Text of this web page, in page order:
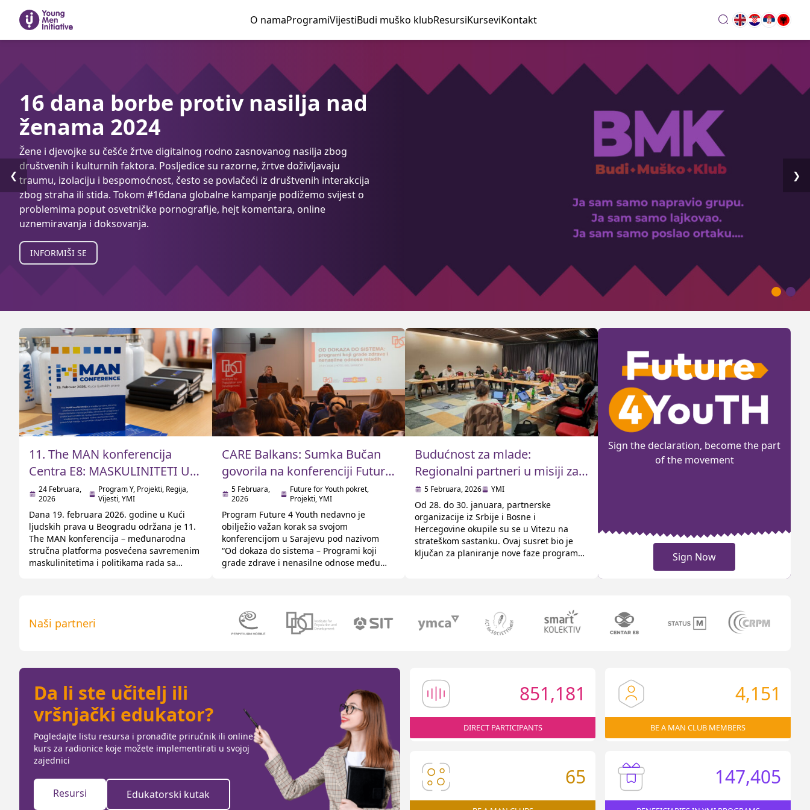
O namaProgramiVijestiBudi muško klubResursiKurseviKontakt search
16 dana borbe protiv nasilja nad
ženama 2024
Žene i djevojke su češće žrtve digitalnog rodno zasnovanog nasilja zbog
društvenih i kulturnih faktora. Posljedice su razorne, žrtve doživljavaju
traumu, izolaciju i bespomoćnost, često se povlačeći iz društvenih interakcija
zbog straha ili stida. Tokom #16dana globalne kampanje podižemo svijest o
problemima poput osvetničke pornografije, hejt komentara, online
uznemiravanja i doksovanja.
INFORMIŠI SE
❮ ❯
11. The MAN konferencija
Centra E8: MASKULINITETI U
VREMENIMA KRIZE
24 Februara,
2026
Program Y, Projekti, Regija,
Vijesti,YMI
Dana 19. februara 2026. godine u Kući
ljudskih prava u Beogradu održana je 11.
The MAN konferencija – međunarodna
stručna platforma posvećena savremenim
maskulinitetima i politikama rada sa
uz podršku CARE Balkans. Konferenciju su
CARE Balkans: Sumka Bučan
govorila na konferenciji Future
4 Youth u Sarajevu
5 Februara,
2026
Future for Youth pokret,
Projekti,YMI
Program Future 4 Youth nedavno je
obilježio važan korak sa svojom
konferencijom u Sarajevu pod nazivom
“Od dokaza do sistema – Programi koji
grade zdrave i nenasilne odnose među
Balkans i Marie Eberth Stiftung, s fokusom
na pretvaranje višegodišnje […]
Budućnost za mlade:
Regionalni partneri u misiji za
osnaživanje mladih
5 Februara, 2026 YMI
Od 28. do 30. januara, partnerske
organizacije iz Srbije i Bosne i
Hercegovine okupile su se u Vitezu na
strateškom sastanku. Ovaj susret bio je
ključan za planiranje nove faze programa
partneri su se […]
Sign the declaration, become the part
of the movement
Sign Now
Naši partneri
Da li ste učitelj ili
vršnjački edukator?
Pogledajte listu resursa i pronađite priručnik ili online
kurs za radionice koje možete implementirati u svojoj
zajednici
Resursi Edukatorski kutak
851,181
DIRECT PARTICIPANTS
4,151
BE A MAN CLUB MEMBERS
65 147,405